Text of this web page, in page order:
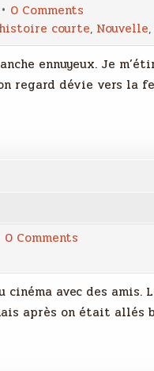
0 Comments
Par
la
fenêtre
histoire courte, Nouvelle,
ennuyeux. Je
regard dévie vers la
0 Comments
secondes
près…
avec des amis.
après on était allés